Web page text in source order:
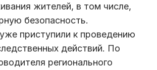
жителей, в том числе,
безопасность.
приступили к проведению
действий. По
регионального